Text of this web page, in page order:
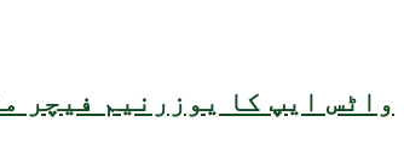
واٹس ایپ کا یوزرنیم فیچر